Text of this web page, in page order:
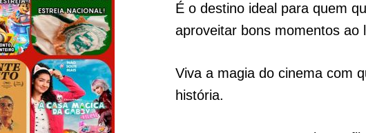
É o destino ideal para quem
aproveitar bons momentos ao
Viva a magia do cinema com
história.